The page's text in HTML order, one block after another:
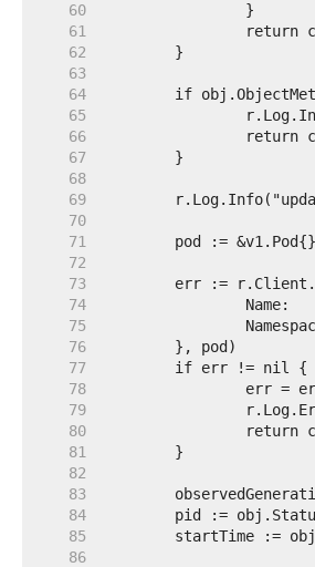
    60
    61
    62
    63
    64
    65
    66
    67
    68
    69
    70
    71
    72
    73
    74
    75
    76
    77
    78
    79
    80
    81
    82
    83
    84
    85
    86